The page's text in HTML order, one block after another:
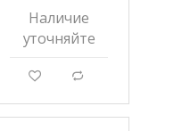
Наличие
уточняйте
g d